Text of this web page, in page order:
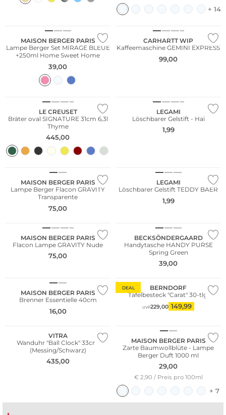
+ 14
MAISON BERGER PARIS
Lampe Berger Set MIRAGE BLEUE
+250ml Home Sweet Home
39,00
CARHARTT WIP
Kaffeemaschine GEMINI EXPRESS
99,00
LE CREUSET
Bräter oval SIGNATURE 31cm 6,3l
Thyme
445,00
LEGAMI
Löschbarer Gelstift - Hai
1,99
MAISON BERGER PARIS
Lampe Berger Flacon GRAVITY
Transparente
75,00
LEGAMI
Löschbarer Gelstift TEDDY BAER
1,99
MAISON BERGER PARIS
Flacon Lampe GRAVITY Nude
75,00
BECKSÖNDERGAARD
Handytasche HANDY PURSE
Spring Green
39,00
MAISON BERGER PARIS
Brenner Essentielle 40cm
16,00
DEAL
BERNDORF
Tafelbesteck "Carat" 30-tlg.
UVP229,00 149,99
Bestseller
VITRA
Wanduhr "Ball Clock" 33cm
(Messing/Schwarz)
435,00
MAISON BERGER PARIS
Zarte Baumwollblüte - Lampe
Berger Duft 1000 ml
29,00
€ 2,90 / Preis pro 100ml
+ 7